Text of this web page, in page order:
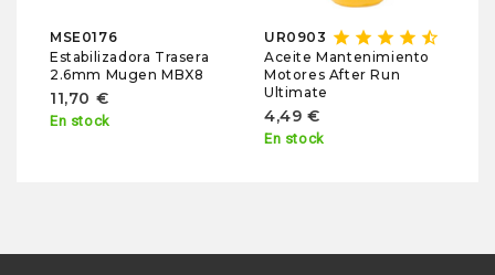
MSE0176
Estabilizadora Trasera
2.6mm Mugen MBX8
11,70 €
En stock
UR0903 star star star star star_half
Aceite Mantenimiento
Motores After Run
Ultimate
4,49 €
En stock